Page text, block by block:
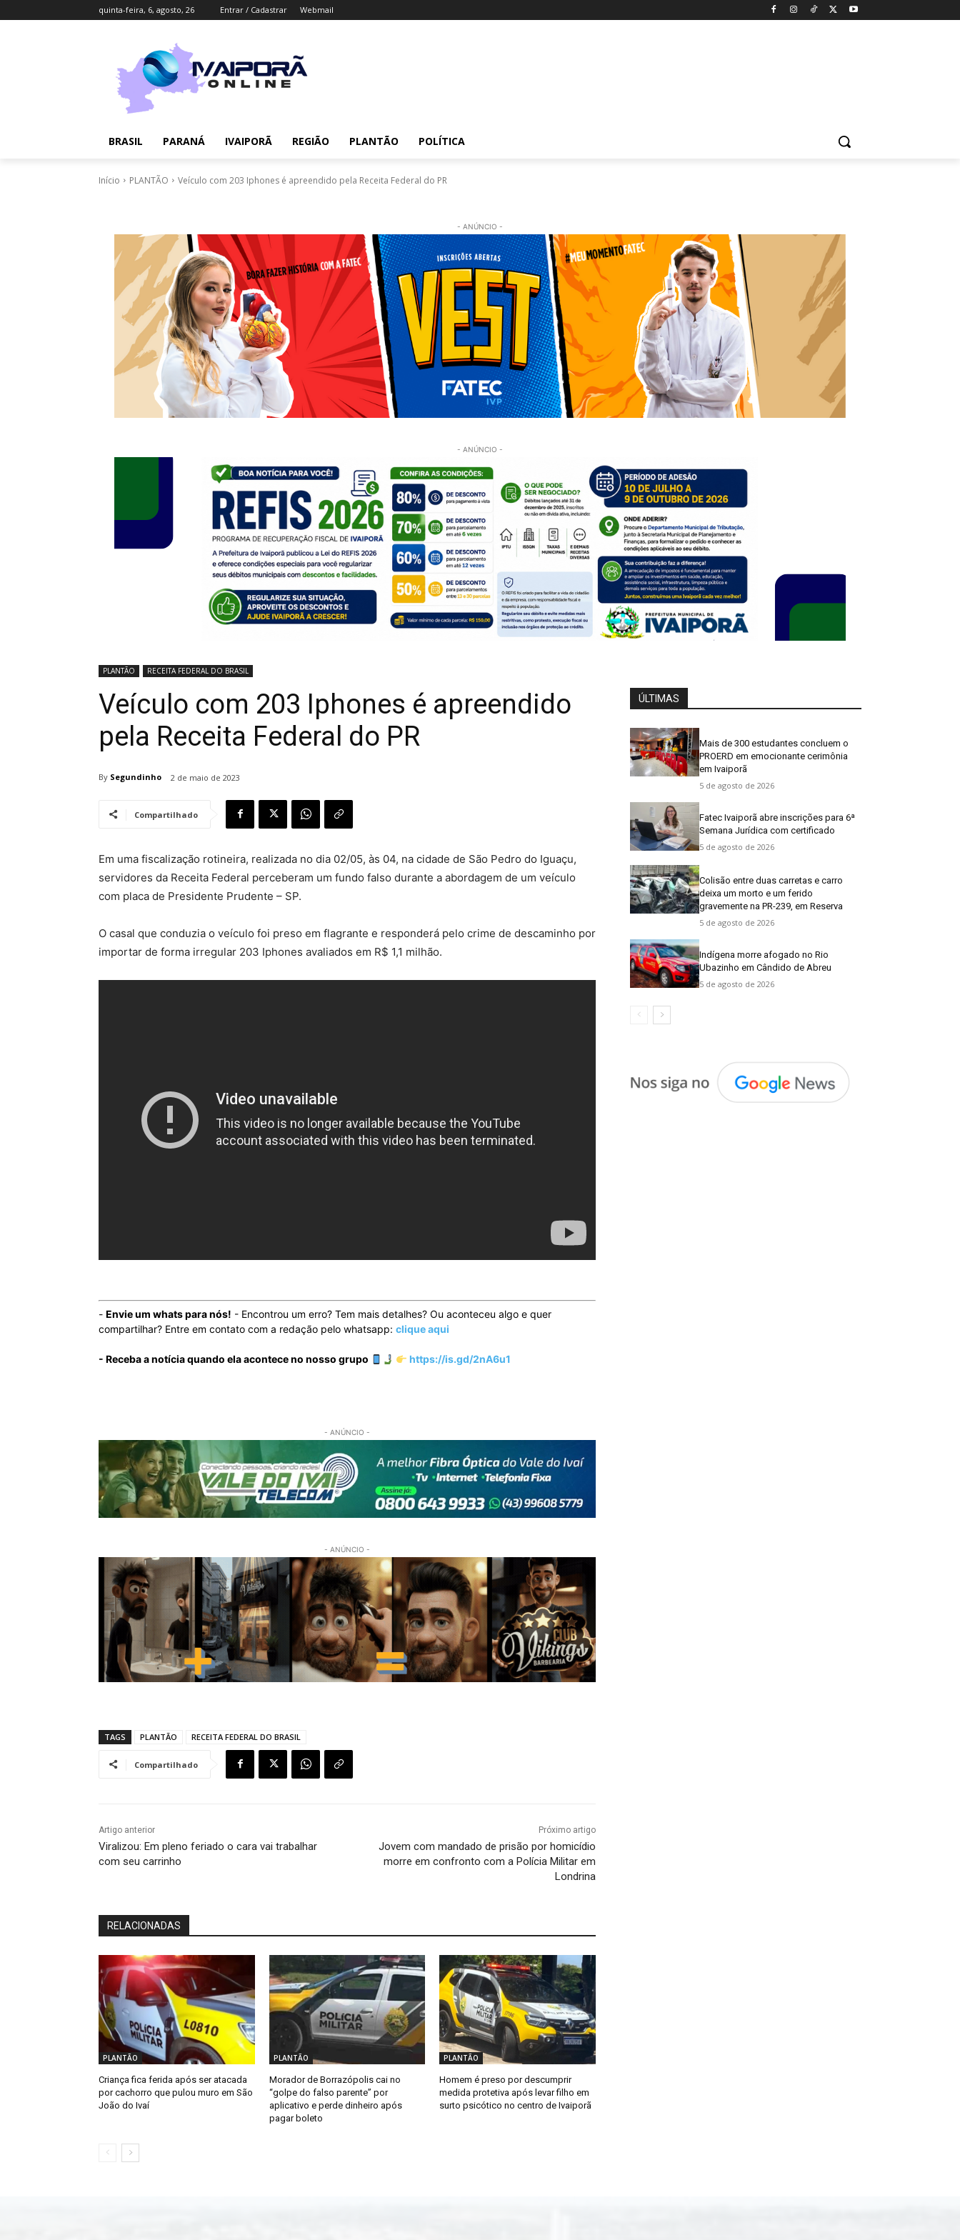
quinta-feira, 6, agosto, 26 Entrar / Cadastrar Webmail
BRASIL PARANÁ IVAIPORÃ REGIÃO PLANTÃO POLÍTICA
Início PLANTÃO Veículo com 203 Iphones é apreendido pela Receita Federal do PR
- ANÚNCIO -
- ANÚNCIO -
PLANTÃO RECEITA FEDERAL DO BRASIL
Veículo com 203 Iphones é apreendido
pela Receita Federal do PR
By Segundinho 2 de maio de 2023
Compartilhado
Em uma fiscalização rotineira, realizada no dia 02/05, às 04, na cidade de São Pedro do Iguaçu,
servidores da Receita Federal perceberam um fundo falso durante a abordagem de um veículo
com placa de Presidente Prudente – SP.
O casal que conduzia o veículo foi preso em flagrante e responderá pelo crime de descaminho por
importar de forma irregular 203 Iphones avaliados em R$ 1,1 milhão.
- Envie um whats para nós! - Encontrou um erro? Tem mais detalhes? Ou aconteceu algo e quer
compartilhar? Entre em contato com a redação pelo whatsapp: clique aqui
- Receba a notícia quando ela acontece no nosso grupo https://is.gd/2nA6u1
- ANÚNCIO -
- ANÚNCIO -
TAGS PLANTÃO RECEITA FEDERAL DO BRASIL
Compartilhado
Artigo anterior
Viralizou: Em pleno feriado o cara vai trabalhar
com seu carrinho
Próximo artigo
Jovem com mandado de prisão por homicídio
morre em confronto com a Polícia Militar em
Londrina
RELACIONADAS
PLANTÃO
Criança fica ferida após ser atacada
por cachorro que pulou muro em São
João do Ivaí
PLANTÃO
Morador de Borrazópolis cai no
“golpe do falso parente” por
aplicativo e perde dinheiro após
pagar boleto
PLANTÃO
Homem é preso por descumprir
medida protetiva após levar filho em
surto psicótico no centro de Ivaiporã
ÚLTIMAS
Mais de 300 estudantes concluem o
PROERD em emocionante cerimônia
em Ivaiporã
5 de agosto de 2026
Fatec Ivaiporã abre inscrições para 6ª
Semana Jurídica com certificado
5 de agosto de 2026
Colisão entre duas carretas e carro
deixa um morto e um ferido
gravemente na PR-239, em Reserva
5 de agosto de 2026
Indígena morre afogado no Rio
Ubazinho em Cândido de Abreu
5 de agosto de 2026